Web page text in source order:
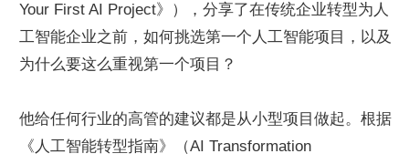
Your First AI Project》），分享了在传统企业转型为人
工智能企业之前，如何挑选第一个人工智能项目，以及
为什么要这么重视第一个项目？
他给任何行业的高管的建议都是从小型项目做起。根据
《人工智能转型指南》（AI Transformation